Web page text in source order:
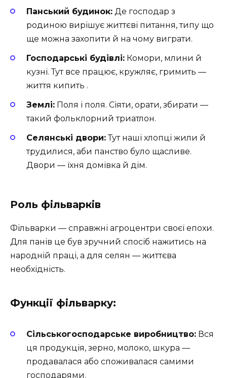
Панський будинок: Де господар з
родиною вирішує життєві питання, типу що
ще можна захопити й на чому виграти.
Господарські будівлі: Комори, млини й
кузні. Тут все працює, кружляє, гримить —
життя кипить .
Землі: Поля і поля. Сіяти, орати, збирати —
такий фольклорний триатлон.
Селянські двори:Тут наші хлопці жили й
трудилися, аби панство було щасливе.
Двори — їхня домівка й дім.
Роль фільварків
Фільварки — справжні агроцентри своєї епохи.
Для панів це був зручний спосіб нажитись на
народній праці, а для селян — життєва
необхідність.
Функції фільварку:
Сільськогосподарське виробництво: Вся
ця продукція, зерно, молоко, шкура —
продавалася або споживалася самими
господарями.